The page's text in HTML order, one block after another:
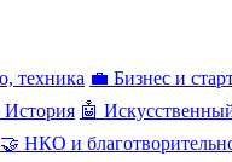
техника 💼 Бизнес и
История 🤖
🤝 НКО и